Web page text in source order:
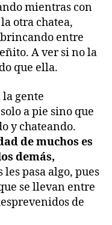
mientras con
otra chatea,
entre
A ver si no la
que ella.
la gente
a pie sino que
y chateando.
de muchos es
demás,
pasa algo, pues
se llevan entre
de